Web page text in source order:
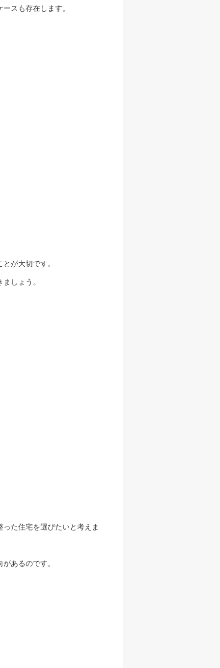
スも存在します。
が大切です。
しょう。
た住宅を選びたいと考えま
あるのです。